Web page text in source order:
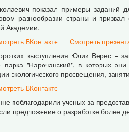
показал примеры заданий
разнообразии страны и
Академии.
ВКонтакте
Смотреть
выступления Юлии Верес –
парка "Нарочанский", в которых
экологического просвещения,
ВКонтакте
поблагодарили ученых за
предложение о разработке более